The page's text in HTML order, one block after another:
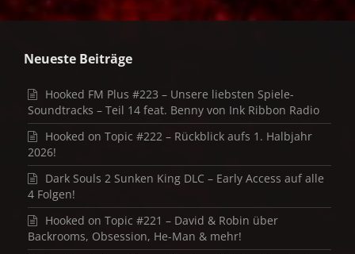
Neueste Beiträge
Hooked FM Plus #223 – Unsere liebsten Spiele-
Soundtracks – Teil 14 feat. Benny von Ink Ribbon Radio
Hooked on Topic #222 – Rückblick aufs 1. Halbjahr
2026!
Dark Souls 2 Sunken King DLC – Early Access auf alle
4 Folgen!
Hooked on Topic #221 – David & Robin über
Backrooms, Obsession, He-Man & mehr!